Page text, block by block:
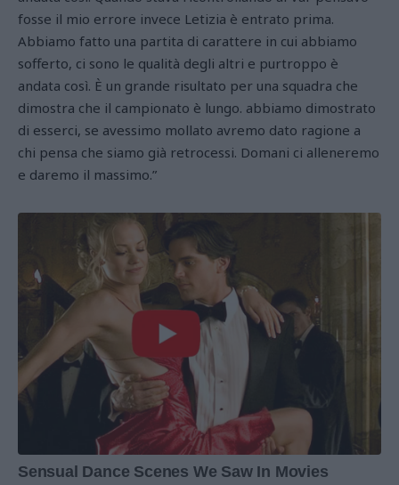
fosse il mio errore invece Letizia è entrato prima.
Abbiamo fatto una partita di carattere in cui abbiamo
sofferto, ci sono le qualità degli altri e purtroppo è
andata così. È un grande risultato per una squadra che
dimostra che il campionato è lungo. abbiamo dimostrato
di esserci, se avessimo mollato avremo dato ragione a
chi pensa che siamo già retrocessi. Domani ci alleneremo
e daremo il massimo.”